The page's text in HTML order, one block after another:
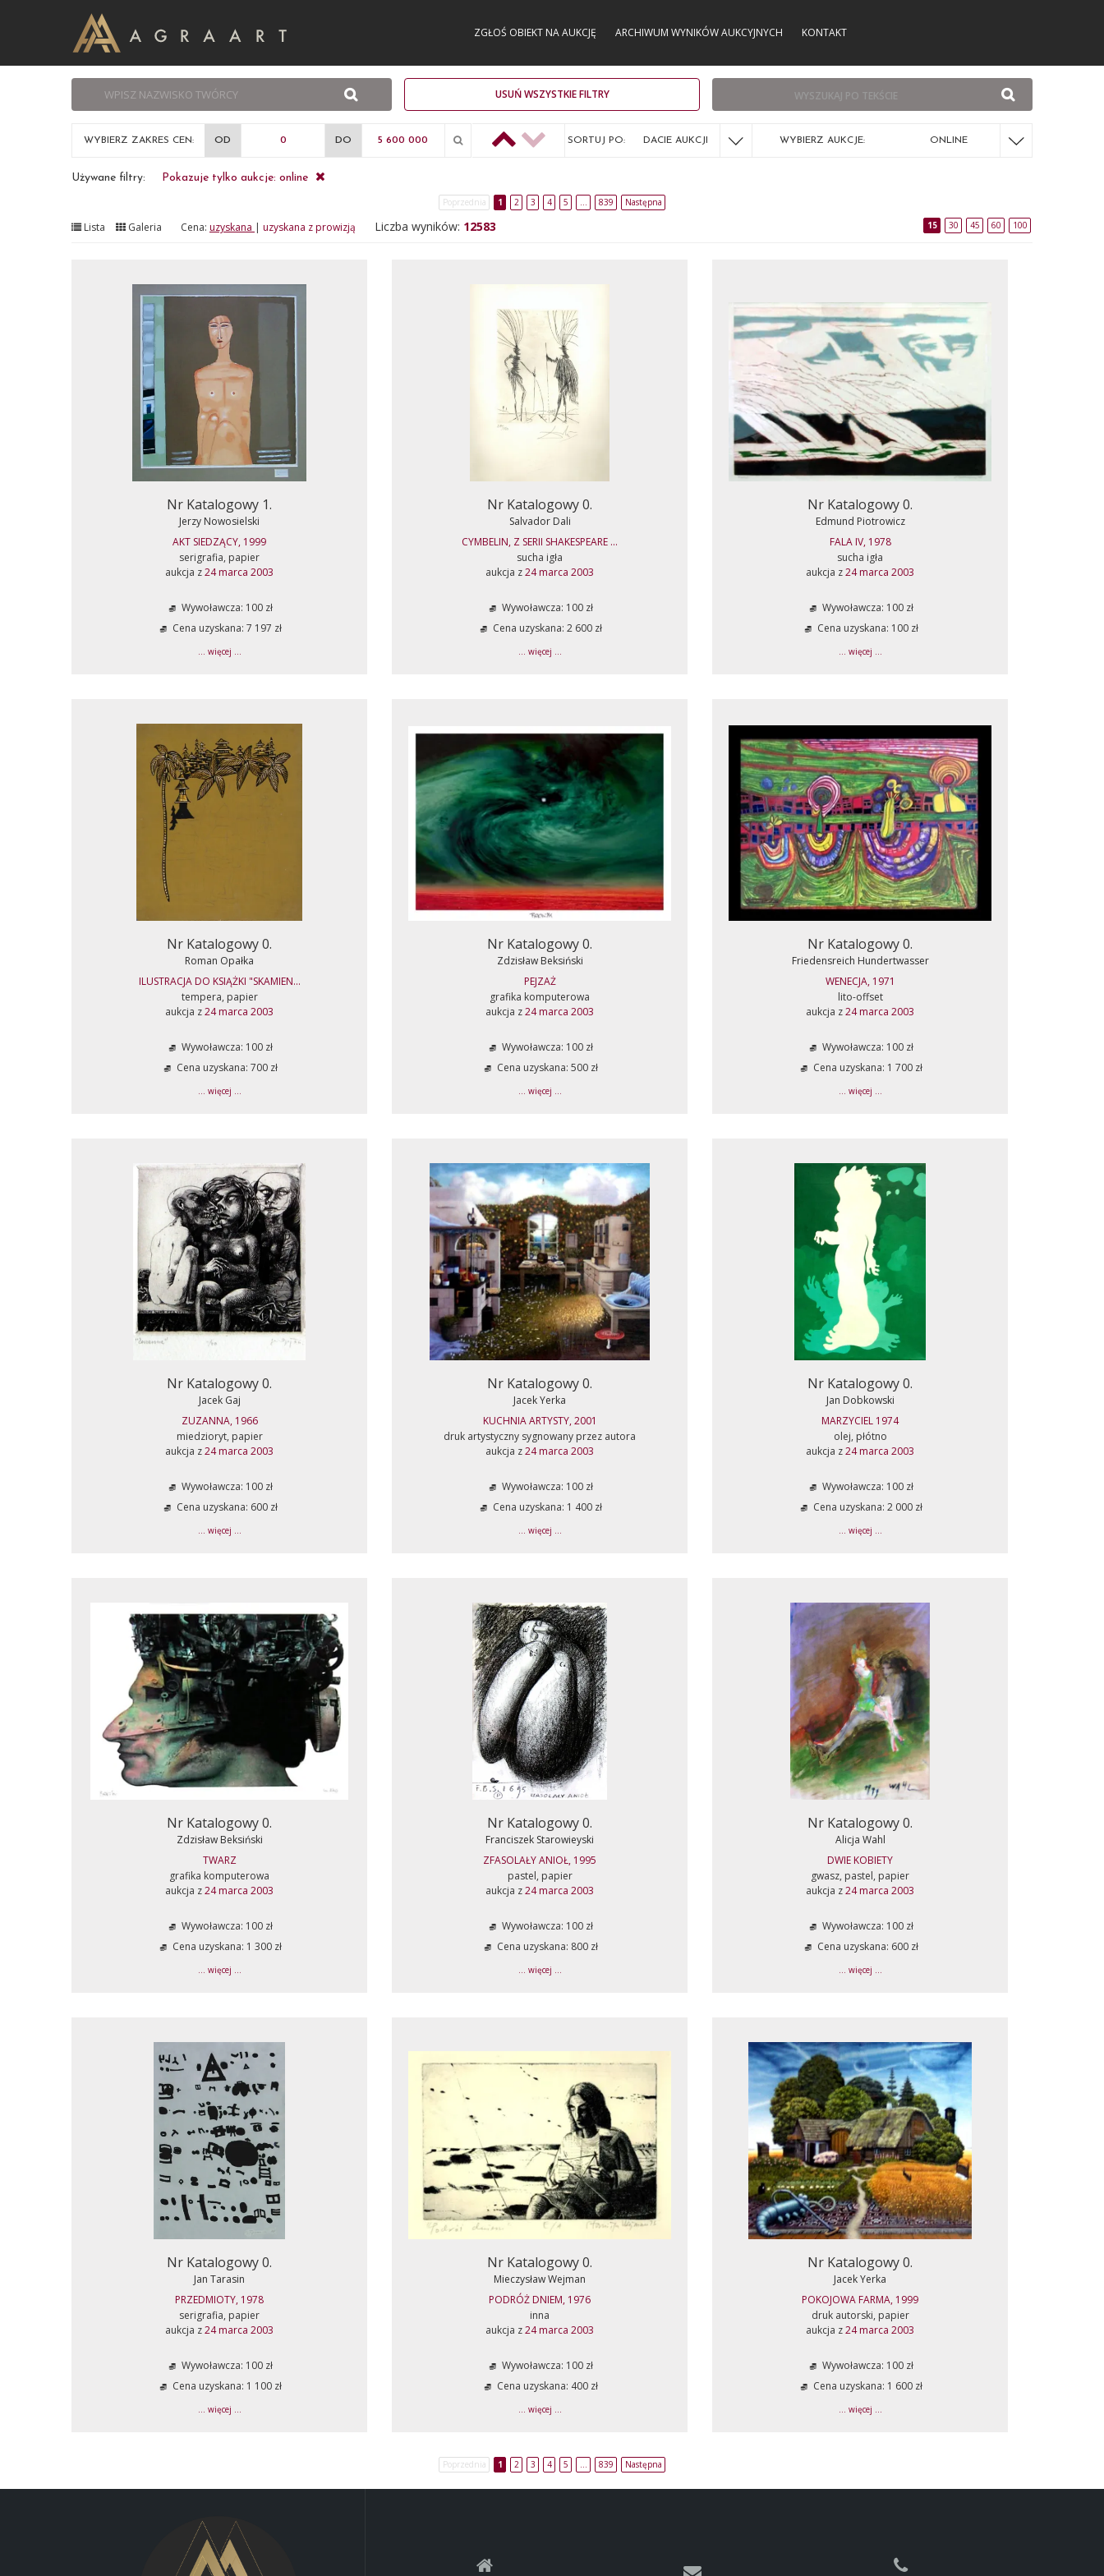
ZGŁOŚ OBIEKT NA AUKCJĘ ARCHIWUM WYNIKÓW AUKCYJNYCH KONTAKT
USUŃ WSZYSTKIE FILTRY
WYBIERZ ZAKRES CEN: OD DO SORTUJ PO: DACIE AUKCJI WYBIERZ AUKCJE: ONLINE
Używane filtry: Pokazuje tylko aukcje: online
Poprzednia 1 2 3 4 5 … 839 Następna
Lista Galeria Cena: uzyskana | uzyskana z prowizją Liczba wyników: 12583 15 30 45 60 100
Nr Katalogowy 1.
Jerzy Nowosielski
AKT SIEDZĄCY, 1999
serigrafia, papier
aukcja z24 marca 2003
Wywoławcza: 100 zł
Cena uzyskana: 7 197 zł
... więcej ...
Nr Katalogowy 0.
Salvador Dali
CYMBELIN, Z SERII SHAKESPEARE ...
sucha igła
aukcja z24 marca 2003
Wywoławcza: 100 zł
Cena uzyskana: 2 600 zł
... więcej ...
Nr Katalogowy 0.
Edmund Piotrowicz
FALA IV, 1978
sucha igła
aukcja z24 marca 2003
Wywoławcza: 100 zł
Cena uzyskana: 100 zł
... więcej ...
Nr Katalogowy 0.
Roman Opałka
ILUSTRACJA DO KSIĄŻKI "SKAMIEN...
tempera, papier
aukcja z24 marca 2003
Wywoławcza: 100 zł
Cena uzyskana: 700 zł
... więcej ...
Nr Katalogowy 0.
Zdzisław Beksiński
PEJZAŻ
grafika komputerowa
aukcja z24 marca 2003
Wywoławcza: 100 zł
Cena uzyskana: 500 zł
... więcej ...
Nr Katalogowy 0.
Friedensreich Hundertwasser
WENECJA, 1971
lito-offset
aukcja z24 marca 2003
Wywoławcza: 100 zł
Cena uzyskana: 1 700 zł
... więcej ...
Nr Katalogowy 0.
Jacek Gaj
ZUZANNA, 1966
miedzioryt, papier
aukcja z24 marca 2003
Wywoławcza: 100 zł
Cena uzyskana: 600 zł
... więcej ...
Nr Katalogowy 0.
Jacek Yerka
KUCHNIA ARTYSTY, 2001
druk artystyczny sygnowany przez autora
aukcja z24 marca 2003
Wywoławcza: 100 zł
Cena uzyskana: 1 400 zł
... więcej ...
Nr Katalogowy 0.
Jan Dobkowski
MARZYCIEL 1974
olej, płótno
aukcja z24 marca 2003
Wywoławcza: 100 zł
Cena uzyskana: 2 000 zł
... więcej ...
Nr Katalogowy 0.
Zdzisław Beksiński
TWARZ
grafika komputerowa
aukcja z24 marca 2003
Wywoławcza: 100 zł
Cena uzyskana: 1 300 zł
... więcej ...
Nr Katalogowy 0.
Franciszek Starowieyski
ZFASOLAŁY ANIOŁ, 1995
pastel, papier
aukcja z24 marca 2003
Wywoławcza: 100 zł
Cena uzyskana: 800 zł
... więcej ...
Nr Katalogowy 0.
Alicja Wahl
DWIE KOBIETY
gwasz, pastel, papier
aukcja z24 marca 2003
Wywoławcza: 100 zł
Cena uzyskana: 600 zł
... więcej ...
Nr Katalogowy 0.
Jan Tarasin
PRZEDMIOTY, 1978
serigrafia, papier
aukcja z24 marca 2003
Wywoławcza: 100 zł
Cena uzyskana: 1 100 zł
... więcej ...
Nr Katalogowy 0.
Mieczysław Wejman
PODRÓŻ DNIEM, 1976
inna
aukcja z24 marca 2003
Wywoławcza: 100 zł
Cena uzyskana: 400 zł
... więcej ...
Nr Katalogowy 0.
Jacek Yerka
POKOJOWA FARMA, 1999
druk autorski, papier
aukcja z24 marca 2003
Wywoławcza: 100 zł
Cena uzyskana: 1 600 zł
... więcej ...
Poprzednia 1 2 3 4 5 … 839 Następna